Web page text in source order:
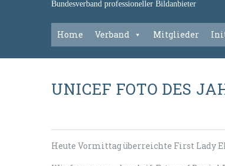
Bundesverband professioneller Bildanbieter
Home Verband Mitglieder
UNICEF FOTO DES
Heute Vormittag überreichte First Lady